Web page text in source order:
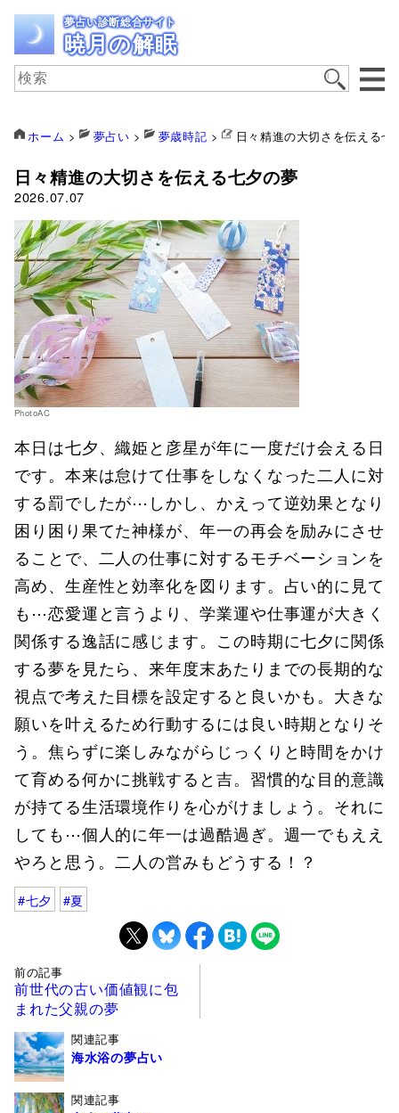
夢占い診断総合サイト
暁月の解眠
ホーム > 夢占い > 夢歳時記 > 日々精進の大切さを伝える七
日々精進の大切さを伝える七夕の夢
2026.07.07
PhotoAC
本日は七夕、織姫と彦星が年に一度だけ会える日
です。本来は怠けて仕事をしなくなった二人に対
する罰でしたが⋯しかし、かえって逆効果となり
困り困り果てた神様が、年一の再会を励みにさせ
ることで、二人の仕事に対するモチベーションを
高め、生産性と効率化を図ります。占い的に見て
も⋯恋愛運と言うより、学業運や仕事運が大きく
関係する逸話に感じます。この時期に七夕に関係
する夢を見たら、来年度末あたりまでの長期的な
視点で考えた目標を設定すると良いかも。大きな
願いを叶えるため行動するには良い時期となりそ
う。焦らずに楽しみながらじっくりと時間をかけ
て育める何かに挑戦すると吉。習慣的な目的意識
が持てる生活環境作りを心がけましょう。それに
しても⋯個人的に年一は過酷過ぎ。週一でもええ
やろと思う。二人の営みもどうする！？
七夕 夏
前の記事
前世代の古い価値観に包
まれた父親の夢
関連記事
海水浴の夢占い
関連記事